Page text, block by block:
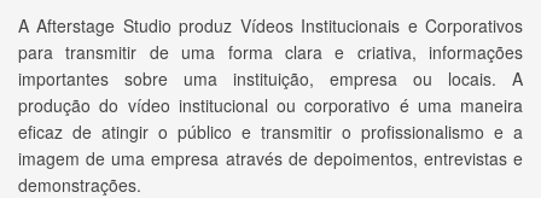
A Afterstage Studio produz Vídeos Institucionais e Corporativos
para transmitir de uma forma clara e criativa, informações
importantes sobre uma instituição, empresa ou locais. A
produção do vídeo institucional ou corporativo é uma maneira
eficaz de atingir o público e transmitir o profissionalismo e a
imagem de uma empresa através de depoimentos, entrevistas e
demonstrações.